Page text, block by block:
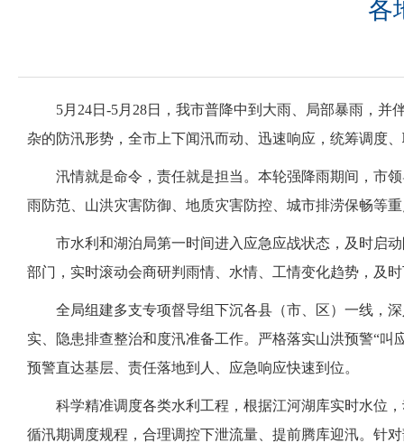
各
5月24日-5月28日，我市普降中到大雨、局部暴雨，
杂的防汛形势，全市上下闻汛而动、迅速响应，统筹调度
汛情就是命令，责任就是担当。本轮强降雨期间，市
雨防范、山洪灾害防御、地质灾害防控、城市排涝保畅等
市水利和湖泊局第一时间进入应急应战状态，及时启
部门，实时滚动会商研判雨情、水情、工情变化趋势，及
全局组建多支专项督导组下沉各县（市、区）一线，
实、隐患排查整治和度汛准备工作。严格落实山洪预警“
预警直达基层、责任落地到人、应急响应快速到位。
科学精准调度各类水利工程，根据江河湖库实时水位
循汛期调度规程，合理调控下泄流量、提前腾库迎汛。针